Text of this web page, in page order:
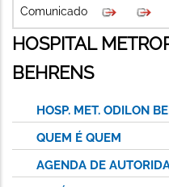
Comunicado
HOSPITAL
BEHRENS
HOSP. MET. ODILON
QUEM É QUEM
AGENDA DE